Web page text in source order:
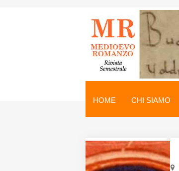
Medioevo Romanzo
HOME CHI SIAMO